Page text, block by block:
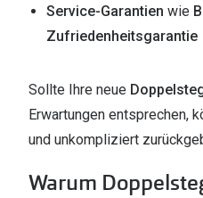
Service-Garantien wie
Zufriedenheitsgarantie
Sollte Ihre neue
Erwartungen entsprechen,
und unkompliziert
Warum